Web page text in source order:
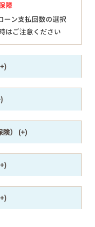
障
ーン支払回数の選択
はご注意ください
）